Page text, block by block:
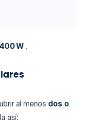
W .
al menos dos o
así: